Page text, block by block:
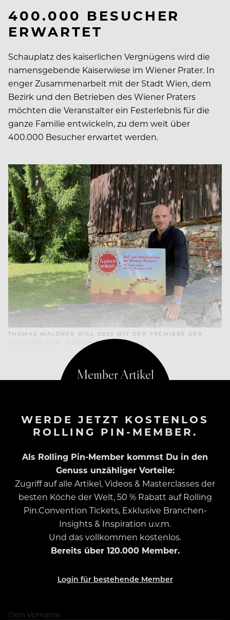
400.000 BESUCHER
ERWARTET
Schauplatz des kaiserlichen Vergnügens wird die
namensgebende Kaiserwiese im Wiener Prater. In
enger Zusammenarbeit mit der Stadt Wien, dem
Bezirk und den Betrieben des Wiener Praters
möchten die Veranstalter ein Festerlebnis für die
ganze Familie entwickeln, zu dem weit über
400.000 Besucher erwartet werden.
THOMAS WALDNER WILL 2022 MIT DER PREMIERE DER
“KAISERWIESN” DURCHSTARTEN
WERDE JETZT KOSTENLOS
ROLLING PIN-MEMBER.
Als Rolling Pin-Member kommst Du in den
Genuss unzähliger Vorteile:
Zugriff auf alle Artikel, Videos & Masterclasses der
besten Köche der Welt, 50 % Rabatt auf Rolling
Pin.Convention Tickets, Exklusive Branchen-
Insights & Inspiration u.v.m.
Und das vollkommen kostenlos.
Bereits über 120.000 Member.
Login für bestehende Member
Dein Vorname